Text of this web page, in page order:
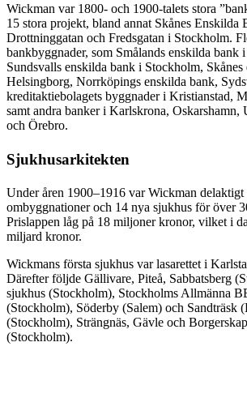
Wickman var 1800- och 1900-talets stora
15 stora projekt, bland annat Skånes Enskilda
Drottninggatan och Fredsgatan i Stockholm.
bankbyggnader, som Smålands enskilda bank
Sundsvalls enskilda bank i Stockholm,
Helsingborg, Norrköpings enskilda bank,
kreditaktiebolagets byggnader i Kristianstad,
samt andra banker i Karlskrona, Oskarshamn,
och Örebro.
Sjukhusarkitekten
Under åren 1900–1916 var Wickman delaktigt
ombyggnationer och 14 nya sjukhus för över
Prislappen låg på 18 miljoner kronor, vilket i
miljard kronor.
Wickmans första sjukhus var lasarettet i
Därefter följde Gällivare, Piteå, Sabbatsberg
sjukhus (Stockholm), Stockholms Allmänna
(Stockholm), Söderby (Salem) och Sandträsk
(Stockholm), Strängnäs, Gävle och
(Stockholm).